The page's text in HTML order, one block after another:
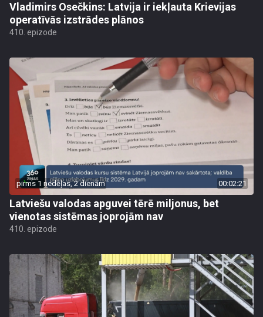
Vladimirs Osečkins: Latvija ir iekļauta Krievijas
operatīvās izstrādes plānos
410. epizode
pirms 1 nedēļas, 2 dienām 00:02:21
Latviešu valodas apguvei tērē miljonus, bet
vienotas sistēmas joprojām nav
410. epizode